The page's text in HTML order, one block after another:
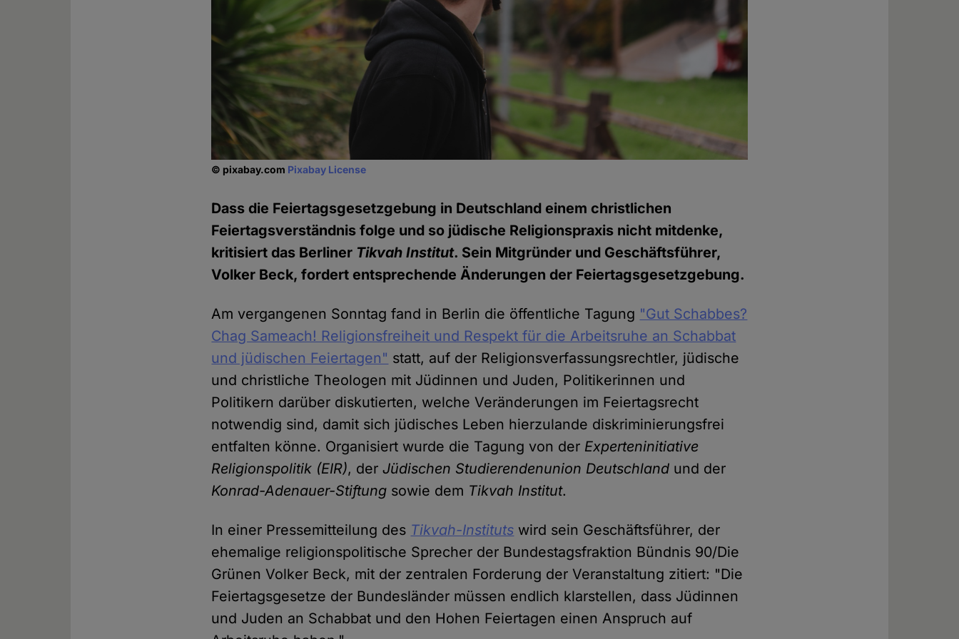
© pixabay.com Pixabay License
Dass die Feiertagsgesetzgebung in Deutschland einem christlichen
Feiertagsverständnis folge und so jüdische Religionspraxis nicht mitdenke,
kritisiert das Berliner Tikvah Institut. Sein Mitgründer und Geschäftsführer,
Volker Beck, fordert entsprechende Änderungen der Feiertagsgesetzgebung.
Am vergangenen Sonntag fand in Berlin die öffentliche Tagung "Gut Schabbes?
Chag Sameach! Religionsfreiheit und Respekt für die Arbeitsruhe an Schabbat
und jüdischen Feiertagen" statt, auf der Religionsverfassungsrechtler, jüdische
und christliche Theologen mit Jüdinnen und Juden, Politikerinnen und
Politikern darüber diskutierten, welche Veränderungen im Feiertagsrecht
notwendig sind, damit sich jüdisches Leben hierzulande diskriminierungsfrei
entfalten könne. Organisiert wurde die Tagung von der Experteninitiative
Religionspolitik (EIR), derJüdischen Studierendenunion Deutschland und der
Konrad-Adenauer-Stiftung sowie dem Tikvah Institut.
In einer Pressemitteilung des Tikvah-Instituts wird sein Geschäftsführer, der
ehemalige religionspolitische Sprecher der Bundestagsfraktion Bündnis 90/Die
Grünen Volker Beck, mit der zentralen Forderung der Veranstaltung zitiert: "Die
Feiertagsgesetze der Bundesländer müssen endlich klarstellen, dass Jüdinnen
und Juden an Schabbat und den Hohen Feiertagen einen Anspruch auf